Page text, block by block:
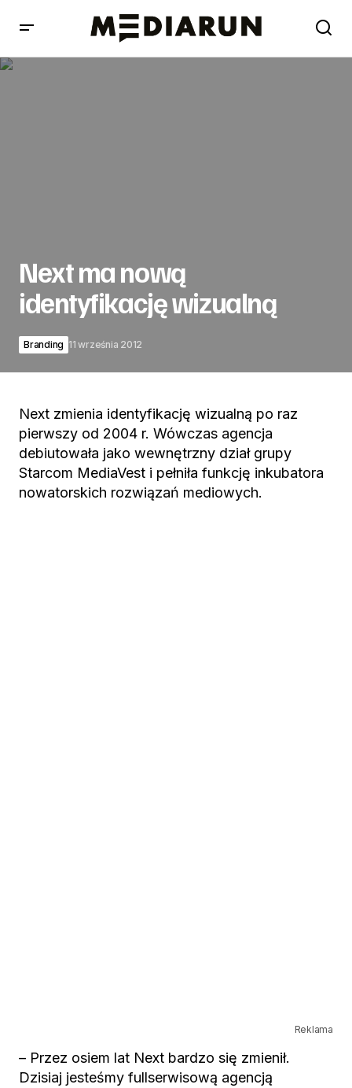
Next ma nową
identyfikację wizualną
Branding 11 września 2012
Next zmienia identyfikację wizualną po raz
pierwszy od 2004 r. Wówczas agencja
debiutowała jako wewnętrzny dział grupy
Starcom MediaVest i pełniła funkcję inkubatora
nowatorskich rozwiązań mediowych.
Reklama
– Przez osiem lat Next bardzo się zmienił.
Dzisiaj jesteśmy fullserwisową agencją